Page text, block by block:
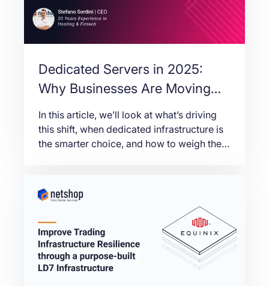
Dedicated Servers in 2025:
Why Businesses Are Moving
Back
In this article, we’ll look at what’s driving
this shift, when dedicated infrastructure is
the smarter choice, and how to weigh the